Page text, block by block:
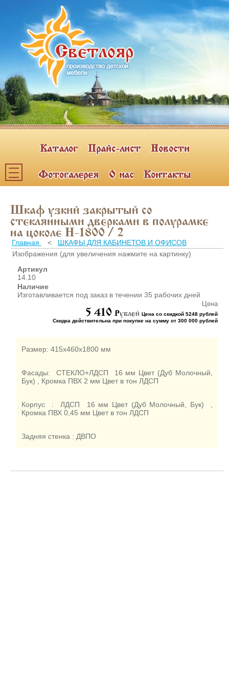
Каталог Прайс-лист Новости
Фотогалерея О нас Контакты
Каталог мебели
ПОЛКИ НАВЕСНЫЕ (2)
ШКАФЫ ДЛЯ КАБИНЕТОВ
И ОФИСОВ (95)
СТОЛЫ ДЛЯ КАБИНЕТОВ И
КРОВАТИ ДЛЯ ДЕТСКОГО
САДА (65)
МАТРАСЫ ДЛЯ ДЕТСКИХ
СТОЛЫ ДЛЯ ДЕТСКОГО
СТУЛЬЯ И СКАМЕЙКИ ДЛЯ
ДЕТСКОГО САДА (34)
ШКАФЫ В РАЗДЕВАЛКУ
ДЛЯ ДЕТСКОГО САДА (39)
И ГОРШКОВ (32)
СТЕЛЛАЖИ И СТЕНКИ
ИГРОВАЯ МЕБЕЛЬ (16)
КУХОННАЯ МЕБЕЛЬ (10)
Шкаф узкий закрытый со
стеклянными дверками в полурамке
на цоколе Н-1800 / 2
Главная < ШКАФЫ ДЛЯ КАБИНЕТОВ И ОФИСОВ
Изображения (для увеличения нажмите на картинку)
Артикул
14.10
Наличие
Изготавливается под заказ в течении 35 рабочих дней
Цена
5 410 Pублей Цена со скидкой 5248 рублей
Скидка действительна при покупке на сумму от 300 000 рублей
Размер: 415х460х1800 мм
Фасады: СТЕКЛО+ЛДСП 16 мм Цвет (Дуб Молочный,
Бук) , Кромка ПВХ 2 мм Цвет в тон ЛДСП
Корпус : ЛДСП 16 мм Цвет (Дуб Молочный, Бук) ,
Кромка ПВХ 0,45 мм Цвет в тон ЛДСП
Задняя стенка : ДВПО